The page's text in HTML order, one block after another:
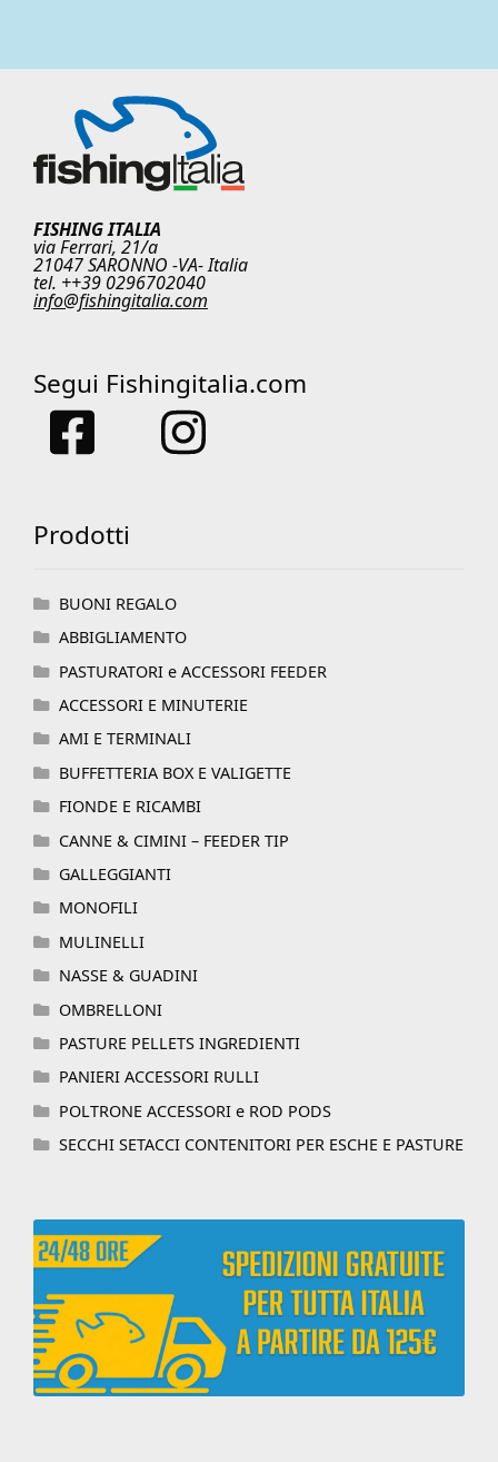
FISHING ITALIA
via Ferrari, 21/a
21047 SARONNO -VA- Italia
tel. ++39 0296702040
info@fishingitalia.com
Segui Fishingitalia.com
Prodotti
BUONI REGALO
ABBIGLIAMENTO
PASTURATORI e ACCESSORI FEEDER
ACCESSORI E MINUTERIE
AMI E TERMINALI
BUFFETTERIA BOX E VALIGETTE
FIONDE E RICAMBI
CANNE & CIMINI – FEEDER TIP
GALLEGGIANTI
MONOFILI
MULINELLI
NASSE & GUADINI
OMBRELLONI
PASTURE PELLETS INGREDIENTI
PANIERI ACCESSORI RULLI
POLTRONE ACCESSORI e ROD PODS
SECCHI SETACCI CONTENITORI PER ESCHE E PASTURE